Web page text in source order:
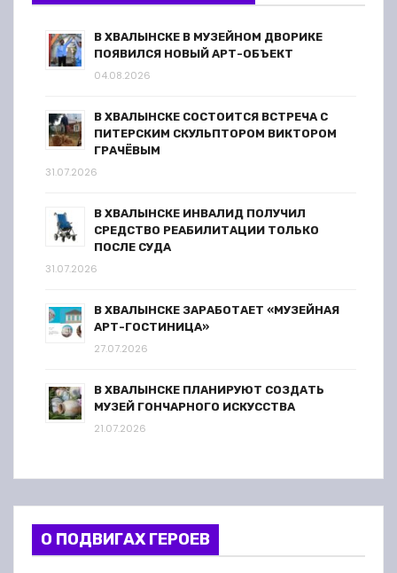
В ХВАЛЫНСКЕ В МУЗЕЙНОМ ДВОРИКЕ
ПОЯВИЛСЯ НОВЫЙ АРТ-ОБЪЕКТ
04.08.2026
В ХВАЛЫНСКЕ СОСТОИТСЯ ВСТРЕЧА С
ПИТЕРСКИМ СКУЛЬПТОРОМ ВИКТОРОМ
ГРАЧЁВЫМ
31.07.2026
В ХВАЛЫНСКЕ ИНВАЛИД ПОЛУЧИЛ
СРЕДСТВО РЕАБИЛИТАЦИИ ТОЛЬКО
ПОСЛЕ СУДА
31.07.2026
В ХВАЛЫНСКЕ ЗАРАБОТАЕТ «МУЗЕЙНАЯ
АРТ-ГОСТИНИЦА»
27.07.2026
В ХВАЛЫНСКЕ ПЛАНИРУЮТ СОЗДАТЬ
МУЗЕЙ ГОНЧАРНОГО ИСКУССТВА
21.07.2026
О ПОДВИГАХ ГЕРОЕВ